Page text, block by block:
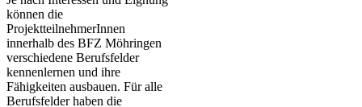
können die
ProjektteilnehmerInnen
innerhalb des BFZ Möhringen
verschiedene Berufsfelder
kennenlernen und ihre
Fähigkeiten ausbauen. Für alle
Berufsfelder haben die